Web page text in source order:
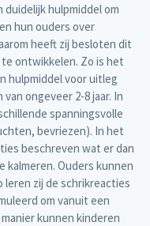
hulpmiddel om
hun ouders over
heeft zij besloten dit
ontwikkelen. Zo is het
hulpmiddel voor uitleg
ongeveer 2-8 jaar. In
spanningsvolle
bevriezen). In het
beschreven wat er dan
Ouders kunnen
leren zij de schrikreacties
om vanuit een
kunnen kinderen